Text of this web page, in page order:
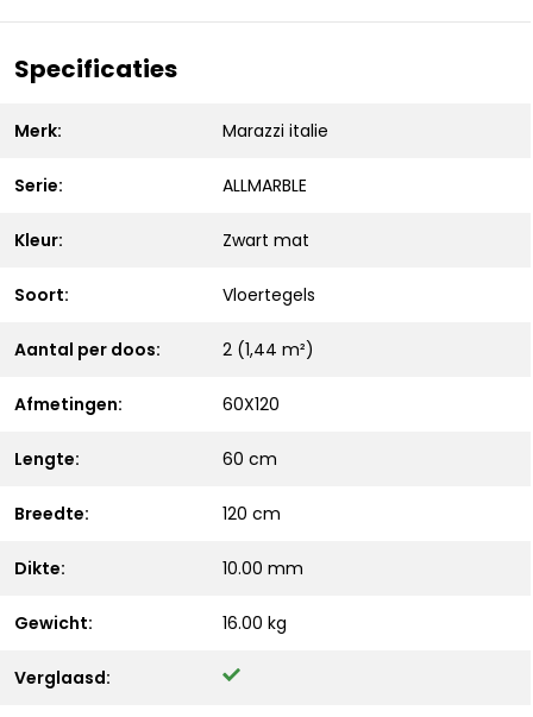
Specificaties
Merk: Marazzi italie
Serie: ALLMARBLE
Kleur: Zwart mat
Soort: Vloertegels
Aantal per doos: 2 (1,44 m²)
Afmetingen: 60X120
Lengte: 60 cm
Breedte: 120 cm
Dikte: 10.00 mm
Gewicht: 16.00 kg
Verglaasd: